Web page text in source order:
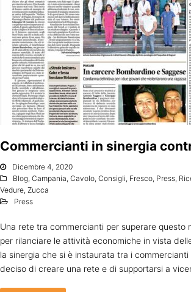
Commercianti in sinergia
Dicembre 4, 2020
Blog, Campania, Cavolo, Consigli, Fresco, Press,
Vedure, Zucca
Press
Una rete tra commercianti per superare questo
per rilanciare le attività economiche in vista
la sinergia che si è instaurata tra i
deciso di creare una rete e di supportarsi a